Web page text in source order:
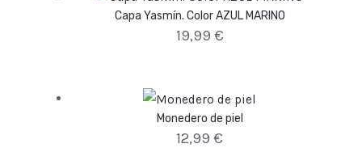
Capa Yasmín. Color AZUL MARINO
19,99 €
Monedero de piel
12,99 €